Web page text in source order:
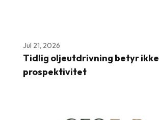
Jul 21, 2026
Tidlig oljeutdrivning betyr ikke
prospektivitet